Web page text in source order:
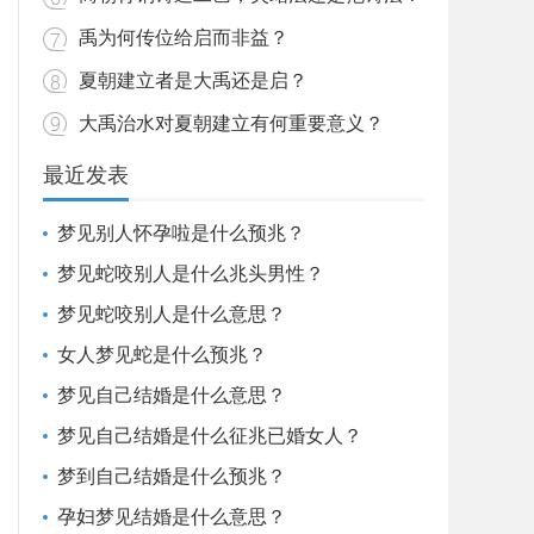
禹为何传位给启而非益？
夏朝建立者是大禹还是启？
大禹治水对夏朝建立有何重要意义？
最近发表
梦见别人怀孕啦是什么预兆？
梦见蛇咬别人是什么兆头男性？
梦见蛇咬别人是什么意思？
女人梦见蛇是什么预兆？
梦见自己结婚是什么意思？
梦见自己结婚是什么征兆已婚女人？
梦到自己结婚是什么预兆？
孕妇梦见结婚是什么意思？